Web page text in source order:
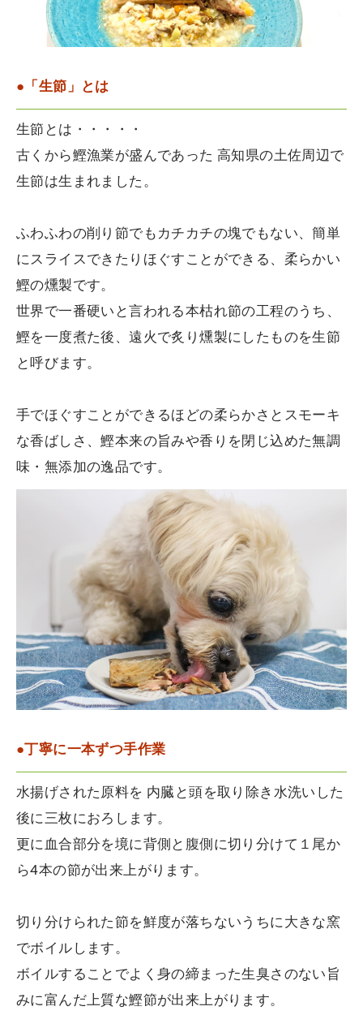
●「生節」とは
生節とは・・・・・
古くから鰹漁業が盛んであった 高知県の土佐周辺で
生節は生まれました。
ふわふわの削り節でもカチカチの塊でもない、簡単
にスライスできたりほぐすことができる、柔らかい
鰹の燻製です。
世界で一番硬いと言われる本枯れ節の工程のうち、
鰹を一度煮た後、遠火で炙り燻製にしたものを生節
と呼びます。
手でほぐすことができるほどの柔らかさとスモーキ
な香ばしさ、鰹本来の旨みや香りを閉じ込めた無調
味・無添加の逸品です。
●丁寧に一本ずつ手作業
水揚げされた原料を 内臓と頭を取り除き水洗いした
後に三枚におろします。
更に血合部分を境に背側と腹側に切り分けて１尾か
ら4本の節が出来上がります。
切り分けられた節を鮮度が落ちないうちに大きな窯
でボイルします。
ボイルすることでよく身の締まった生臭さのない旨
みに富んだ上質な鰹節が出来上がります。